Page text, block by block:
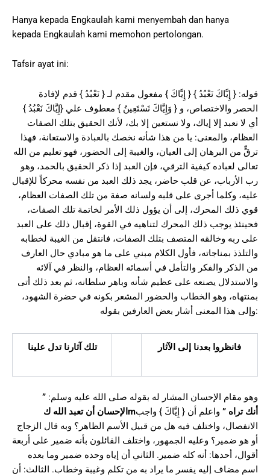
Hanya kepada Engkaulah kami menyembah dan hanya
kepada Engkaulah kami memohon pertolongan.
Tafsir ayat ini:
الحصر والاختصاص، و { وَإِيَّاكَ نَسْتَعِينُ } معطوف علي {إِيَّاكَ نَعْبُدُ }
أي لا نعبد إلا إياك، ولا نستعين إلا بك، لأنك الحقيق بتلك الصفات
العظام، والمعنى: يا من هذا شأنه نخصك بالعبادة والاستعانة، فهذا
ترقٍّ من البرهان إلى العيان، والغيبة إلى الحضور، فهو تعليم من الله
تعالى لعباده كيفية الترقي، فإن العبد إذا ذكر الحقيق بالحمد، وهو
رب الأرباب، عن قلب حاضر، يجد ذلك العبد من نفسه محركاً للإقبال
عليه، وكلما أجرى على قلبه ولسانه صفة من تلك الصفات العظام،
قوي ذلك المحرك، إلى أن يؤول ذلك الأمر لخاتمة تلك الصفات،
فحينئذ يوجب ذلك المحرك لتناهيه في القوة، إقبال ذلك على العبد
على ربه وخالقه المتصف بتلك الصفات، فانتقل من الغيبة لخطابه
والتلذذ بمناجاته، فأول الكلام مبني على ما هو مبادي حال العارف
من الذكر والفكر والتأمل في أسمائه العظام، والنظر في آلائه
والاستدلال يصنعه على عظيم شأنه وباهر سلطانه، ثم بعد ذلك أتى
بمنتهاه، وهو الخطاب والحضور المشعر بكونه في حضرة الشهود،
وإلى هذا المعنى أشار بعض العارفين بقوله:
تلك آثارنا تدل علينا فانظروا بعدنا إلى الآثار
وهو مقام الإحسان المشار له بقوله صلى الله عليه وسلم: ”
الإحسان أن تعبد الله ك m أنك تراه ” واعلم أن { إِيَّاكَ } واجب
الانفصال، واختلف فيه هل من قبيل الأسم الظاهر؟ وبه قال الزجاج
أو هو ضمير؟ وعليه الجمهور، واختلف القائلون بأنه ضمير على أربعة
أقوال، أحدها: أنه كله ضمير. الثاني أن إياه وحده ضمير وما بعده
اسم مضاف إليه يفسر ما يراد به من تكلم وغيبة وخطاب. الثالث: أن